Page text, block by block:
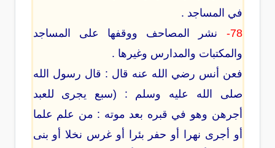
في المساجد .
78-
نشر المصاحف ووقفها على المساجد
والمكتبات والمدارس وغيرها .
فعن أنس رضي الله عنه قال : قال رسول الله
صلى الله عليه وسلم : (سبع يجرى للعبد
أجرهن وهو في قبره بعد موته : من علم علما
أو أجرى نهرا أو حفر بئرا أو غرس نخلا أو بنى